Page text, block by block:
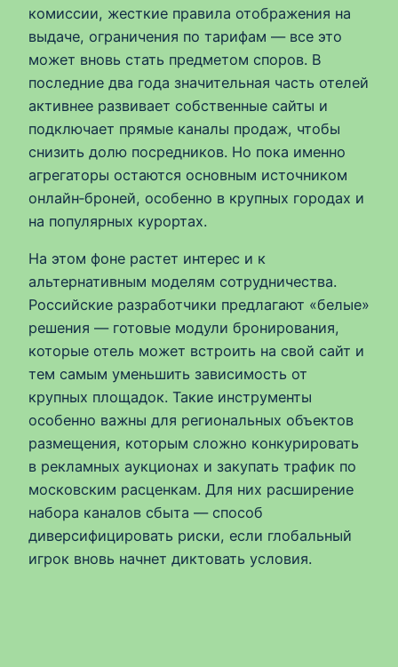
комиссии, жесткие правила отображения на
выдаче, ограничения по тарифам — все это
может вновь стать предметом споров. В
последние два года значительная часть отелей
активнее развивает собственные сайты и
подключает прямые каналы продаж, чтобы
снизить долю посредников. Но пока именно
агрегаторы остаются основным источником
онлайн‑броней, особенно в крупных городах и
на популярных курортах.
На этом фоне растет интерес и к
альтернативным моделям сотрудничества.
Российские разработчики предлагают «белые»
решения — готовые модули бронирования,
которые отель может встроить на свой сайт и
тем самым уменьшить зависимость от
крупных площадок. Такие инструменты
особенно важны для региональных объектов
размещения, которым сложно конкурировать
в рекламных аукционах и закупать трафик по
московским расценкам. Для них расширение
набора каналов сбыта — способ
диверсифицировать риски, если глобальный
игрок вновь начнет диктовать условия.